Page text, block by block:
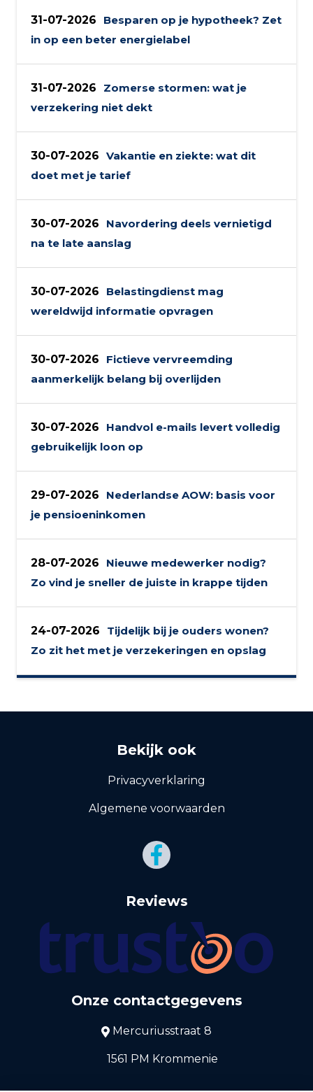
31-07-2026
Besparen op je hypotheek? Zet
in op een beter energielabel
31-07-2026
Zomerse stormen: wat je
verzekering niet dekt
30-07-2026 Vakantie en ziekte: wat dit
doet met je tarief
30-07-2026
Navordering deels vernietigd
na te late aanslag
30-07-2026
Belastingdienst mag
wereldwijd informatie opvragen
30-07-2026
Fictieve vervreemding
aanmerkelijk belang bij overlijden
30-07-2026
Handvol e-mails levert volledig
gebruikelijk loon op
29-07-2026
Nederlandse AOW: basis voor
je pensioeninkomen
28-07-2026
Nieuwe medewerker nodig?
Zo vind je sneller de juiste in krappe tijden
24-07-2026
Tijdelijk bij je ouders wonen?
Zo zit het met je verzekeringen en opslag
Bekijk ook
Privacyverklaring
Algemene voorwaarden
Reviews
Onze contactgegevens
Mercuriusstraat 8
1561 PM Krommenie